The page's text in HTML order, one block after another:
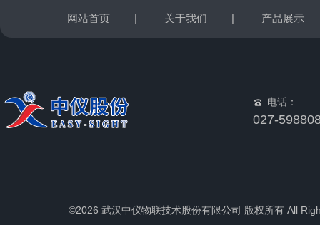
网站首页 | 关于我们 | 产品展示
电话：
027-
©2026 武汉中仪物联技术股份有限公司 版权所有 All